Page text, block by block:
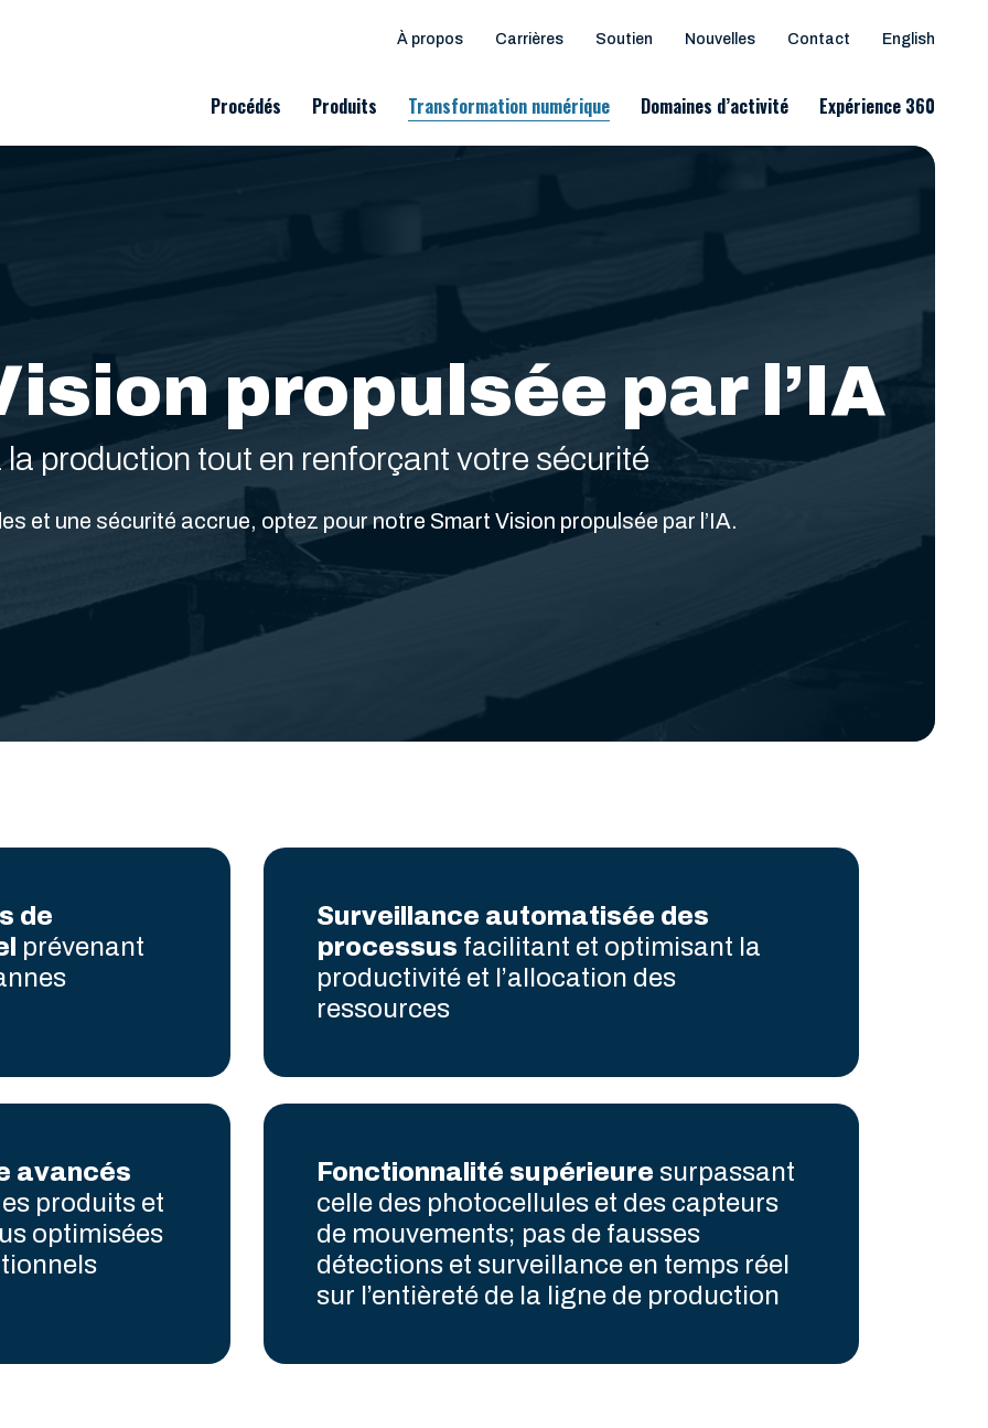
À propos Carrières Soutien Nouvelles Contact English
Procédés Produits Transformation numérique Domaines d’activité Expérience 360
propulsée par l’IA
production tout en renforçant votre sécurité
et une sécurité accrue, optez pour notre Smart Vision propulsée par l’IA.
de
prévenant
Surveillance automatisée des
processus facilitant et optimisant la
productivité et l’allocation des
ressources
avancés
produits et
optimisées
Fonctionnalité supérieure surpassant
celle des photocellules et des capteurs
de mouvements; pas de fausses
détections et surveillance en temps réel
sur l’entièreté de la ligne de production